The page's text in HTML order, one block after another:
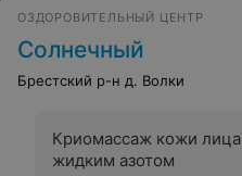
ОЗДОРОВИТЕЛЬНЫЙ ЦЕНТР
Солнечный
Брестский р-н д. Волки
Криомассаж кожи лица
жидким азотом